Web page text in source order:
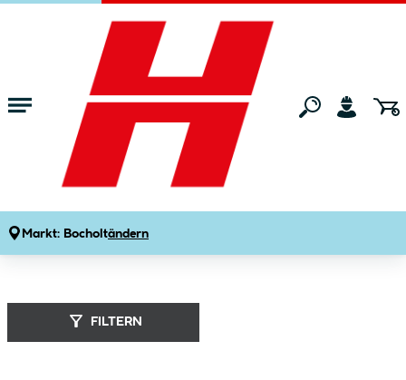
Zum Hauptinhalt springen
Markt: Bocholtändern
Marken Feliway
Feliway ( Produkte
FILTERN